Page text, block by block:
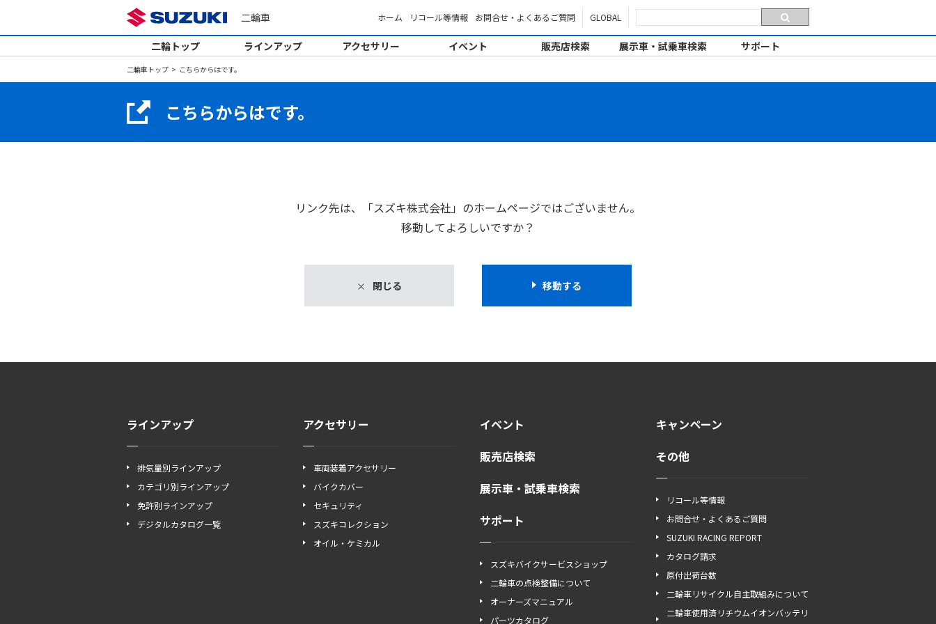
二輪車 ホーム リコール等情報 お問合せ・よくあるご質問 GLOBAL
二輪トップ ラインアップ アクセサリー イベント 販売店検索 展示車・試乗車検索 サポート
二輪車トップ こちらからはです。
こちらからはです。
リンク先は、「スズキ株式会社」のホームページではございません。
移動してよろしいですか？
閉じる 移動する
ラインアップ
排気量別ラインアップ
カテゴリ別ラインアップ
免許別ラインアップ
デジタルカタログ一覧
アクセサリー
車両装着アクセサリー
バイクカバー
セキュリティ
スズキコレクション
オイル・ケミカル
イベント
販売店検索
展示車・試乗車検索
サポート
スズキバイクサービスショップ
二輪車の点検整備について
オーナーズマニュアル
パーツカタログ
キャンペーン
その他
リコール等情報
お問合せ・よくあるご質問
SUZUKI RACING REPORT
カタログ請求
原付出荷台数
二輪車リサイクル自主取組みについて
二輪車使用済リチウムイオンバッテリ